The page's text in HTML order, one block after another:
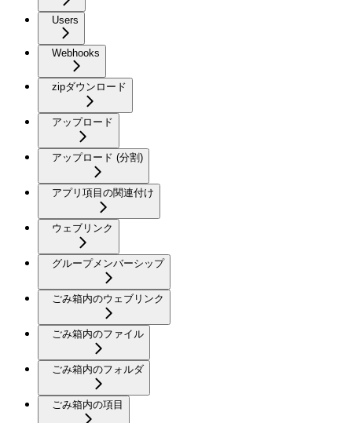
Users
Webhooks
zipダウンロード
アップロード
アップロード (分割)
アプリ項目の関連付け
ウェブリンク
グループメンバーシップ
ごみ箱内のウェブリンク
ごみ箱内のファイル
ごみ箱内のフォルダ
ごみ箱内の項目